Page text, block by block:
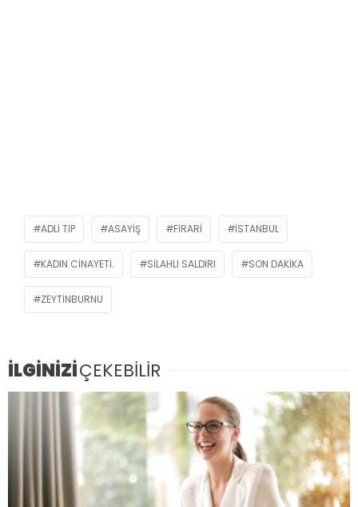
ADLI TIP ASAYIŞ FIRARI ISTANBUL
KADIN CINAYETI. SILAHLI SALDIRI SON DAKIKA
ZEYTINBURNU
İLGİNİZİÇEKEBİLİR